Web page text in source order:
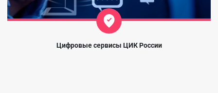
Цифровые сервисы ЦИК России